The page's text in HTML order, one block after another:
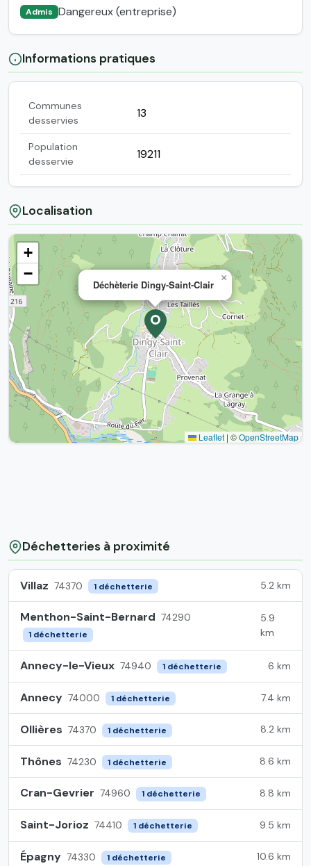
Admis Dangereux (entreprise)
Informations pratiques
Communes
desservies
13
Population
desservie
19211
Localisation
Déchèterie Dingy-Saint-Clair
×
+
−
Leaflet | ©OpenStreetMap
Déchetteries à proximité
Villaz 74370 1 déchetterie 5.2 km
Menthon-Saint-Bernard 74290
1 déchetterie
5.9
km
Annecy-le-Vieux 74940 1 déchetterie 6 km
Annecy 74000 1 déchetterie 7.4 km
Ollières 74370 1 déchetterie 8.2 km
Thônes 74230 1 déchetterie 8.6 km
Cran-Gevrier 74960 1 déchetterie 8.8 km
Saint-Jorioz 74410 1 déchetterie 9.5 km
Épagny 74330 1 déchetterie 10.6 km